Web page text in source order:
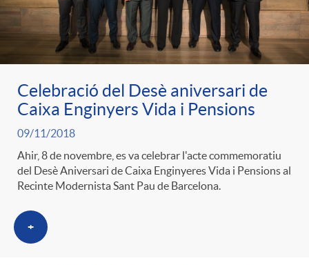
r
a
S
a
l
ó
p
e
r
c
a
t
e
n
i
d
o
l
i
c
a
d
o
Celebració del Desè aniversari de
Caixa Enginyers Vida i Pensions
09/11/2018
Ahir, 8 de novembre, es va celebrar l'acte commemoratiu
del Desè Aniversari de Caixa Enginyeres Vida i Pensions al
Recinte Modernista Sant Pau de Barcelona.
+